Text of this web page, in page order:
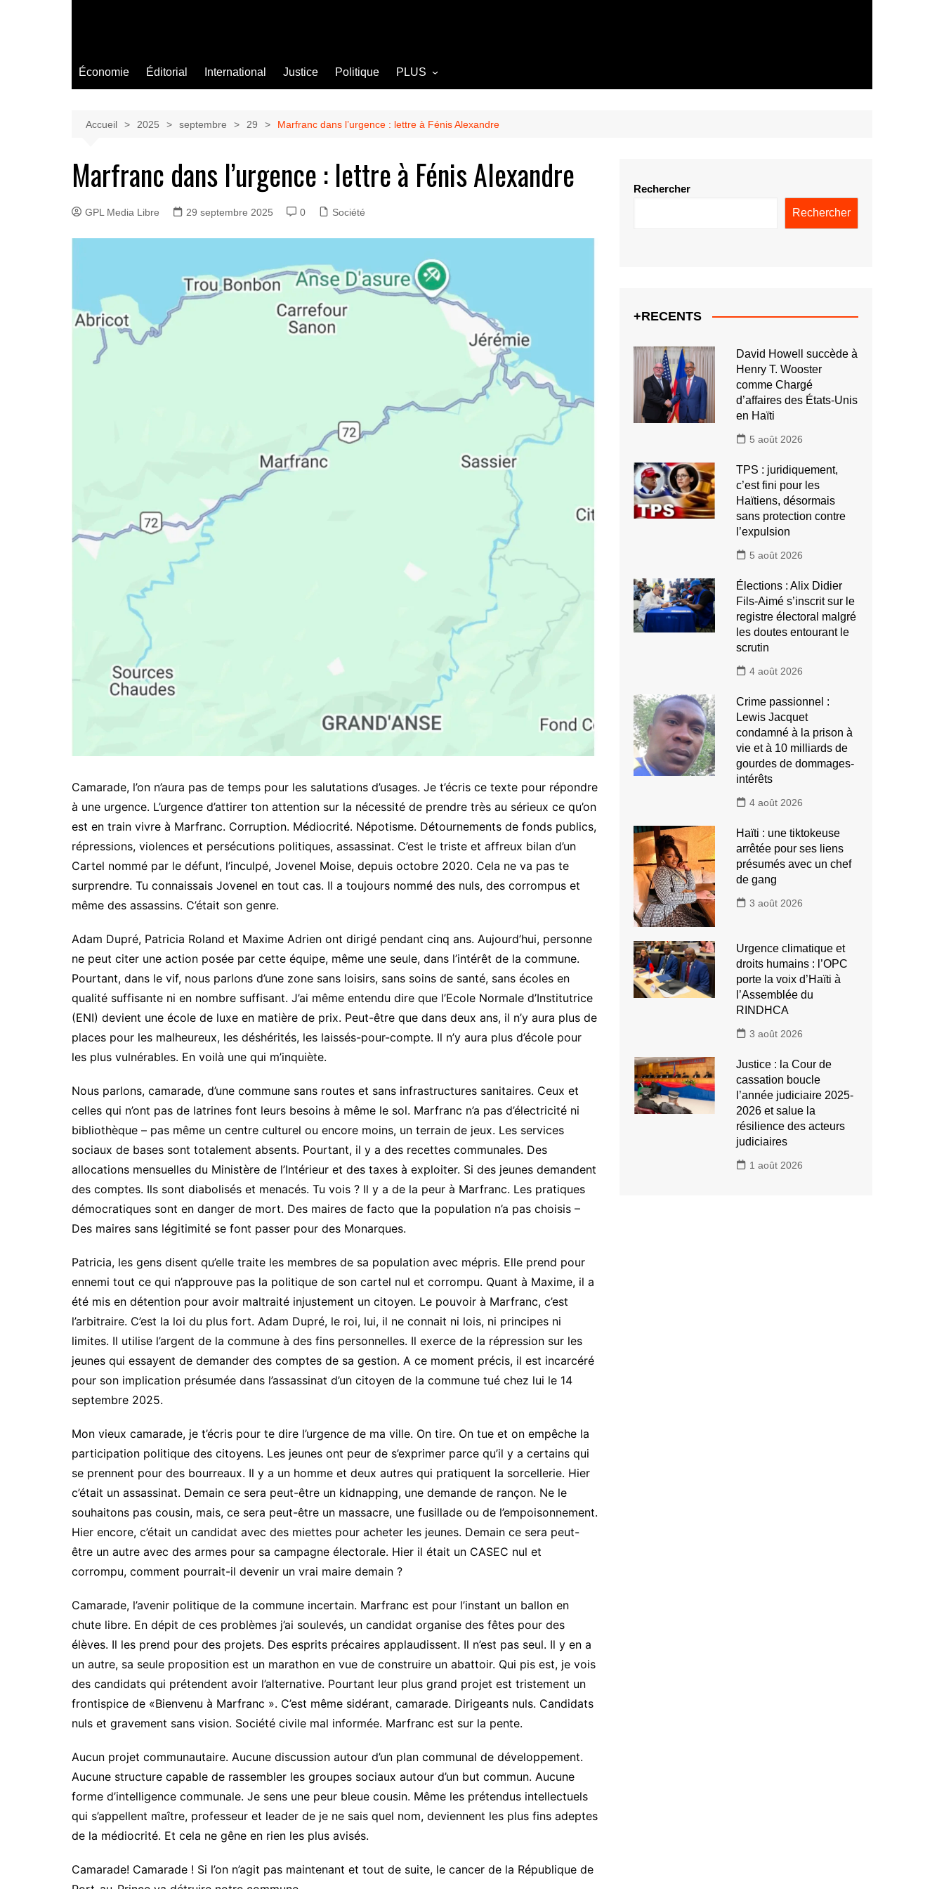
Économie Éditorial International Justice Politique PLUS
Culture
Société
Accueil 2025 septembre 29 Marfranc dans l’urgence : lettre à Fénis Alexandre
Marfranc dans l’urgence : lettre à Fénis Alexandre
GPL Media Libre 29 septembre 2025 0 Société
Camarade, l’on n’aura pas de temps pour les salutations d’usages. Je t’écris ce texte pour répondre
à une urgence. L’urgence d’attirer ton attention sur la nécessité de prendre très au sérieux ce qu’on
est en train vivre à Marfranc. Corruption. Médiocrité. Népotisme. Détournements de fonds publics,
répressions, violences et persécutions politiques, assassinat. C’est le triste et affreux bilan d’un
Cartel nommé par le défunt, l’inculpé, Jovenel Moise, depuis octobre 2020. Cela ne va pas te
surprendre. Tu connaissais Jovenel en tout cas. Il a toujours nommé des nuls, des corrompus et
même des assassins. C’était son genre.
Adam Dupré, Patricia Roland et Maxime Adrien ont dirigé pendant cinq ans. Aujourd’hui, personne
ne peut citer une action posée par cette équipe, même une seule, dans l’intérêt de la commune.
Pourtant, dans le vif, nous parlons d’une zone sans loisirs, sans soins de santé, sans écoles en
qualité suffisante ni en nombre suffisant. J’ai même entendu dire que l’Ecole Normale d’Institutrice
(ENI) devient une école de luxe en matière de prix. Peut-être que dans deux ans, il n’y aura plus de
places pour les malheureux, les déshérités, les laissés-pour-compte. Il n’y aura plus d’école pour
les plus vulnérables. En voilà une qui m’inquiète.
Nous parlons, camarade, d’une commune sans routes et sans infrastructures sanitaires. Ceux et
celles qui n’ont pas de latrines font leurs besoins à même le sol. Marfranc n’a pas d’électricité ni
bibliothèque – pas même un centre culturel ou encore moins, un terrain de jeux. Les services
sociaux de bases sont totalement absents. Pourtant, il y a des recettes communales. Des
allocations mensuelles du Ministère de l’Intérieur et des taxes à exploiter. Si des jeunes demandent
des comptes. Ils sont diabolisés et menacés. Tu vois ? Il y a de la peur à Marfranc. Les pratiques
démocratiques sont en danger de mort. Des maires de facto que la population n’a pas choisis –
Des maires sans légitimité se font passer pour des Monarques.
Patricia, les gens disent qu’elle traite les membres de sa population avec mépris. Elle prend pour
ennemi tout ce qui n’approuve pas la politique de son cartel nul et corrompu. Quant à Maxime, il a
été mis en détention pour avoir maltraité injustement un citoyen. Le pouvoir à Marfranc, c’est
l’arbitraire. C’est la loi du plus fort. Adam Dupré, le roi, lui, il ne connait ni lois, ni principes ni
limites. Il utilise l’argent de la commune à des fins personnelles. Il exerce de la répression sur les
jeunes qui essayent de demander des comptes de sa gestion. A ce moment précis, il est incarcéré
pour son implication présumée dans l’assassinat d’un citoyen de la commune tué chez lui le 14
septembre 2025.
Mon vieux camarade, je t’écris pour te dire l’urgence de ma ville. On tire. On tue et on empêche la
participation politique des citoyens. Les jeunes ont peur de s’exprimer parce qu’il y a certains qui
se prennent pour des bourreaux. Il y a un homme et deux autres qui pratiquent la sorcellerie. Hier
c’était un assassinat. Demain ce sera peut-être un kidnapping, une demande de rançon. Ne le
souhaitons pas cousin, mais, ce sera peut-être un massacre, une fusillade ou de l’empoisonnement.
Hier encore, c’était un candidat avec des miettes pour acheter les jeunes. Demain ce sera peut-
être un autre avec des armes pour sa campagne électorale. Hier il était un CASEC nul et
corrompu, comment pourrait-il devenir un vrai maire demain ?
Camarade, l’avenir politique de la commune incertain. Marfranc est pour l’instant un ballon en
chute libre. En dépit de ces problèmes j’ai soulevés, un candidat organise des fêtes pour des
élèves. Il les prend pour des projets. Des esprits précaires applaudissent. Il n’est pas seul. Il y en a
un autre, sa seule proposition est un marathon en vue de construire un abattoir. Qui pis est, je vois
des candidats qui prétendent avoir l’alternative. Pourtant leur plus grand projet est tristement un
frontispice de «Bienvenu à Marfranc ». C’est même sidérant, camarade. Dirigeants nuls. Candidats
nuls et gravement sans vision. Société civile mal informée. Marfranc est sur la pente.
Aucun projet communautaire. Aucune discussion autour d’un plan communal de développement.
Aucune structure capable de rassembler les groupes sociaux autour d’un but commun. Aucune
forme d’intelligence communale. Je sens une peur bleue cousin. Même les prétendus intellectuels
qui s’appellent maître, professeur et leader de je ne sais quel nom, deviennent les plus fins adeptes
de la médiocrité. Et cela ne gêne en rien les plus avisés.
Camarade! Camarade ! Si l’on n’agit pas maintenant et tout de suite, le cancer de la République de
Rechercher
Rechercher
+RECENTS
David Howell succède à
Henry T. Wooster
comme Chargé
d’affaires des États-Unis
en Haïti
5 août 2026
TPS : juridiquement,
c’est fini pour les
Haïtiens, désormais
sans protection contre
l’expulsion
5 août 2026
Élections : Alix Didier
Fils-Aimé s’inscrit sur le
registre électoral malgré
les doutes entourant le
scrutin
4 août 2026
Crime passionnel :
Lewis Jacquet
condamné à la prison à
vie et à 10 milliards de
gourdes de dommages-
intérêts
4 août 2026
Haïti : une tiktokeuse
arrêtée pour ses liens
présumés avec un chef
de gang
3 août 2026
Urgence climatique et
droits humains : l’OPC
porte la voix d’Haïti à
l’Assemblée du
RINDHCA
3 août 2026
Justice : la Cour de
cassation boucle
l’année judiciaire 2025-
2026 et salue la
résilience des acteurs
judiciaires
1 août 2026